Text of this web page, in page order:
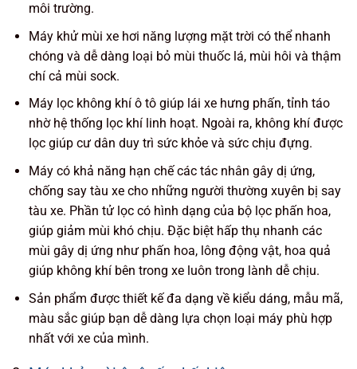
môi trường.
Máy khử mùi xe hơi năng lượng mặt trời có thể nhanh
chóng và dễ dàng loại bỏ mùi thuốc lá, mùi hôi và thậm
chí cả mùi sock.
Máy lọc không khí ô tô giúp lái xe hưng phấn, tỉnh táo
nhờ hệ thống lọc khí linh hoạt. Ngoài ra, không khí được
lọc giúp cư dân duy trì sức khỏe và sức chịu đựng.
Máy có khả năng hạn chế các tác nhân gây dị ứng,
chống say tàu xe cho những người thường xuyên bị say
tàu xe. Phần tử lọc có hình dạng của bộ lọc phấn hoa,
giúp giảm mùi khó chịu. Đặc biệt hấp thụ nhanh các
mùi gây dị ứng như phấn hoa, lông động vật, hoa quả
giúp không khí bên trong xe luôn trong lành dễ chịu.
Sản phẩm được thiết kế đa dạng về kiểu dáng, mẫu mã,
màu sắc giúp bạn dễ dàng lựa chọn loại máy phù hợp
nhất với xe của mình.